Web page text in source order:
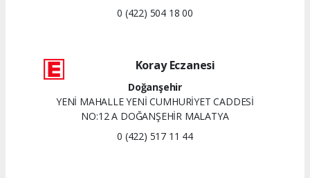
0 (422) 504 18 00
Koray Eczanesi
Doğanşehir
YENİ MAHALLE YENİ CUMHURİYET CADDESİ
NO:12 A DOĞANŞEHİR MALATYA
0 (422) 517 11 44